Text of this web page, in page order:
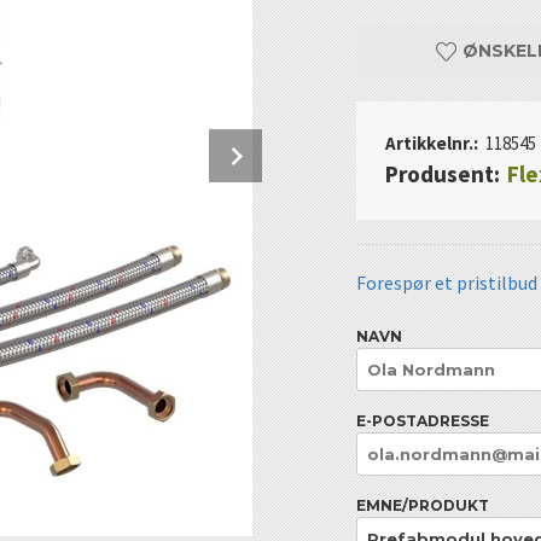
Next Artikkelnr.: 118545
Produsent:
Forespør et
NAVN
E-POSTADRESSE
EMNE/PRODUKT